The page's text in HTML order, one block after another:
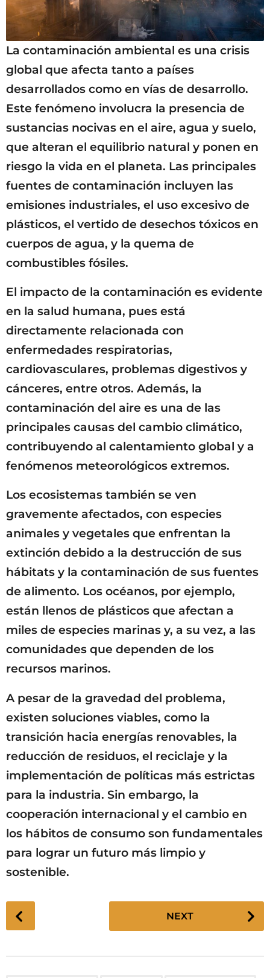
La contaminación ambiental es una crisis
global que afecta tanto a países
desarrollados como en vías de desarrollo.
Este fenómeno involucra la presencia de
sustancias nocivas en el aire, agua y suelo,
que alteran el equilibrio natural y ponen en
riesgo la vida en el planeta. Las principales
fuentes de contaminación incluyen las
emisiones industriales, el uso excesivo de
plásticos, el vertido de desechos tóxicos en
cuerpos de agua, y la quema de
combustibles fósiles.
El impacto de la contaminación es evidente
en la salud humana, pues está
directamente relacionada con
enfermedades respiratorias,
cardiovasculares, problemas digestivos y
cánceres, entre otros. Además, la
contaminación del aire es una de las
principales causas del cambio climático,
contribuyendo al calentamiento global y a
fenómenos meteorológicos extremos.
Los ecosistemas también se ven
gravemente afectados, con especies
animales y vegetales que enfrentan la
extinción debido a la destrucción de sus
hábitats y la contaminación de sus fuentes
de alimento. Los océanos, por ejemplo,
están llenos de plásticos que afectan a
miles de especies marinas y, a su vez, a las
comunidades que dependen de los
recursos marinos.
A pesar de la gravedad del problema,
existen soluciones viables, como la
transición hacia energías renovables, la
reducción de residuos, el reciclaje y la
implementación de políticas más estrictas
para la industria. Sin embargo, la
cooperación internacional y el cambio en
los hábitos de consumo son fundamentales
para lograr un futuro más limpio y
sostenible.
P
o
NEXT